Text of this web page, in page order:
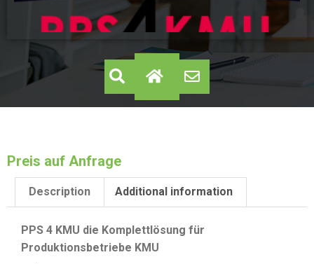
Preis auf Anfrage
Description Additional information
PPS 4 KMU die Komplettlösung für
Produktionsbetriebe KMU